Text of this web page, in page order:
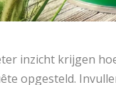
inzicht krijgen
opgesteld.